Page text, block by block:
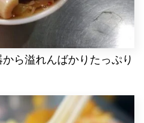
ら溢れんばかりたっぷり